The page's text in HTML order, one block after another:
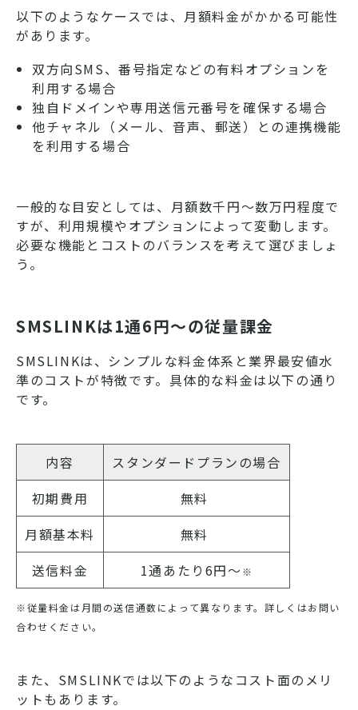
以下のようなケースでは、月額料金がかかる可能性
があります。
双方向SMS、番号指定などの有料オプションを
利用する場合
独自ドメインや専用送信元番号を確保する場合
他チャネル（メール、音声、郵送）との連携機能
を利用する場合
一般的な目安としては、月額数千円〜数万円程度で
すが、利用規模やオプションによって変動します。
必要な機能とコストのバランスを考えて選びましょ
う。
SMSLINKは1通6円～の従量課金
SMSLINKは、シンプルな料金体系と業界最安値水
準のコストが特徴です。具体的な料金は以下の通り
です。
内容
スタンダードプランの場合
初期費用
無料
月額基本料
無料
送信料金
1通あたり6円〜 ※
※従量料金は月間の送信通数によって異なります。詳しくはお問い
合わせください。
また、SMSLINKでは以下のようなコスト面のメリ
ットもあります。